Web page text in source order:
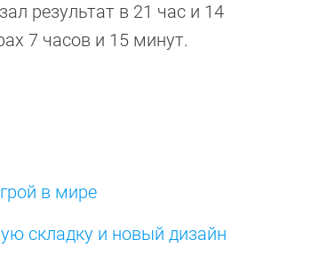
результат в 21 час и 14
7 часов и 15 минут.
в мире
складку и новый дизайн